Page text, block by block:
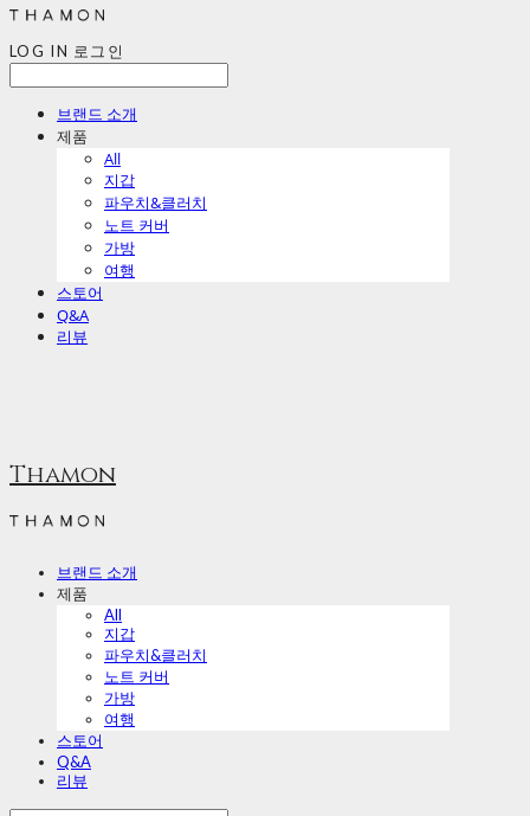
LOG IN 로그인
브랜드 소개
제품
All
지갑
파우치&클러치
노트 커버
가방
여행
스토어
Q&A
리뷰
Thamon
브랜드 소개
제품
All
지갑
파우치&클러치
노트 커버
가방
여행
스토어
Q&A
리뷰